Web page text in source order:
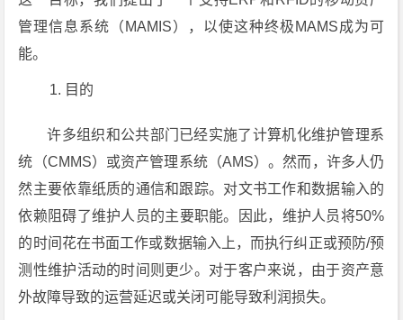
管理信息系统（MAMIS），以使这种终极MAMS成为可
能。
目的
许多组织和公共部门已经实施了计算机化维护管理系
统（CMMS）或资产管理系统（AMS）。然而，许多人仍
然主要依靠纸质的通信和跟踪。对文书工作和数据输入的
依赖阻碍了维护人员的主要职能。因此，维护人员将50%
的时间花在书面工作或数据输入上，而执行纠正或预防/预
测性维护活动的时间则更少。对于客户来说，由于资产意
外故障导致的运营延迟或关闭可能导致利润损失。